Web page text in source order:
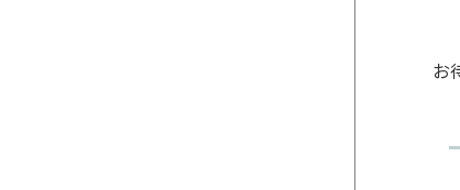
お